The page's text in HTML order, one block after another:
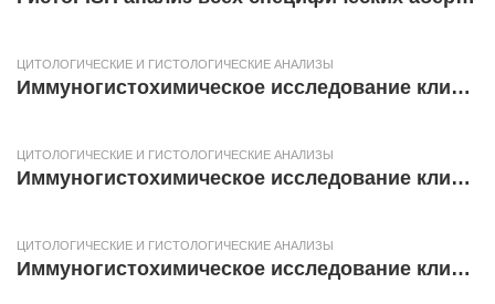
ЦИТОЛОГИЧЕСКИЕ И ГИСТОЛОГИЧЕСКИЕ АНАЛИЗЫ
Иммуногистохимическое исследование клинического материала (с использованием 10 антител)
ЦИТОЛОГИЧЕСКИЕ И ГИСТОЛОГИЧЕСКИЕ АНАЛИЗЫ
Иммуногистохимическое исследование клинического материала (с использованием 9 антител)
ЦИТОЛОГИЧЕСКИЕ И ГИСТОЛОГИЧЕСКИЕ АНАЛИЗЫ
Иммуногистохимическое исследование клинического материала (с использованием 8 антител)